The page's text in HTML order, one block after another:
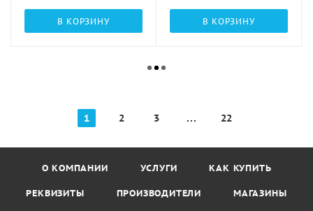
В КОРЗИНУ В КОРЗИНУ
1 2 3 22
О КОМПАНИИ УСЛУГИ КАК КУПИТЬ
РЕКВИЗИТЫ ПРОИЗВОДИТЕЛИ МАГАЗИНЫ